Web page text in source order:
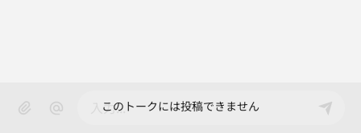
このトークには投稿できません